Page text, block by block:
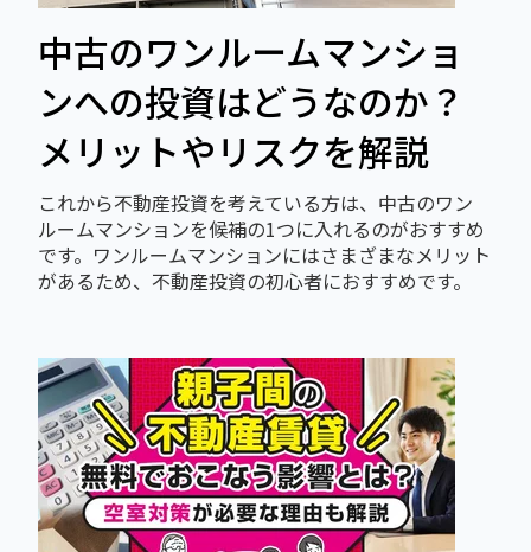
中古のワンルームマンショ
ンへの投資はどうなのか？
メリットやリスクを解説
これから不動産投資を考えている方は、中古のワン
ルームマンションを候補の1つに入れるのがおすすめ
です。ワンルームマンションにはさまざまなメリット
があるため、不動産投資の初心者におすすめです。